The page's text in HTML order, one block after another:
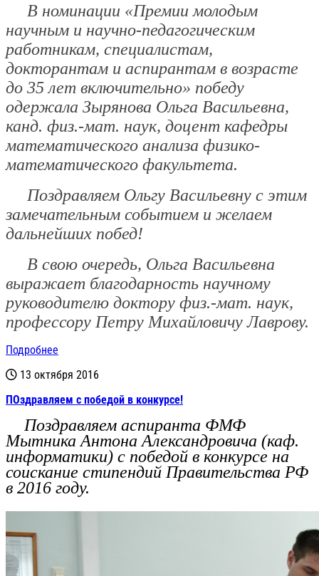
В номинации «Премии молодым
научным и научно-педагогическим
работникам, специалистам,
докторантам и аспирантам в возрасте
до 35 лет включительно» победу
одержала Зырянова Ольга Васильевна,
канд. физ.-мат. наук, доцент кафедры
математического анализа физико-
математического факультета.
Поздравляем Ольгу Васильевну с этим
замечательным событием и желаем
дальнейших побед!
В свою очередь, Ольга Васильевна
выражает благодарность научному
руководителю доктору физ.-мат. наук,
профессору Петру Михайловичу Лаврову.
Подробнее
13 октября 2016
ПОздравляем с победой в конкурсе!
Поздравляем аспиранта ФМФ
Мытника Антона Александровича (каф.
информатики) с победой в конкурсе на
соискание стипендий Правительства РФ
в 2016 году.